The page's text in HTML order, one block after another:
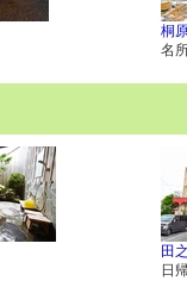
桐
名
田
日